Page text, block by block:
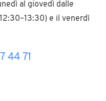
al giovedì dalle
e il venerdì
44 71